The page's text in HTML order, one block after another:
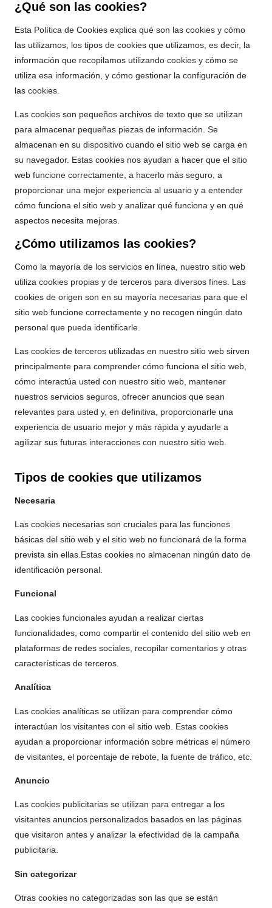
¿Qué son las cookies?
Esta Política de Cookies explica qué son las cookies y cómo
las utilizamos, los tipos de cookies que utilizamos, es decir, la
información que recopilamos utilizando cookies y cómo se
utiliza esa información, y cómo gestionar la configuración de
las cookies.
Las cookies son pequeños archivos de texto que se utilizan
para almacenar pequeñas piezas de información. Se
almacenan en su dispositivo cuando el sitio web se carga en
su navegador. Estas cookies nos ayudan a hacer que el sitio
web funcione correctamente, a hacerlo más seguro, a
proporcionar una mejor experiencia al usuario y a entender
cómo funciona el sitio web y analizar qué funciona y en qué
aspectos necesita mejoras.
¿Cómo utilizamos las cookies?
Como la mayoría de los servicios en línea, nuestro sitio web
utiliza cookies propias y de terceros para diversos fines. Las
cookies de origen son en su mayoría necesarias para que el
sitio web funcione correctamente y no recogen ningún dato
personal que pueda identificarle.
Las cookies de terceros utilizadas en nuestro sitio web sirven
principalmente para comprender cómo funciona el sitio web,
cómo interactúa usted con nuestro sitio web, mantener
nuestros servicios seguros, ofrecer anuncios que sean
relevantes para usted y, en definitiva, proporcionarle una
experiencia de usuario mejor y más rápida y ayudarle a
agilizar sus futuras interacciones con nuestro sitio web.
Tipos de cookies que utilizamos
Necesaria
Las cookies necesarias son cruciales para las funciones
básicas del sitio web y el sitio web no funcionará de la forma
prevista sin ellas.Estas cookies no almacenan ningún dato de
identificación personal.
Funcional
Las cookies funcionales ayudan a realizar ciertas
funcionalidades, como compartir el contenido del sitio web en
plataformas de redes sociales, recopilar comentarios y otras
características de terceros.
Analítica
Las cookies analíticas se utilizan para comprender cómo
interactúan los visitantes con el sitio web. Estas cookies
ayudan a proporcionar información sobre métricas el número
de visitantes, el porcentaje de rebote, la fuente de tráfico, etc.
Anuncio
Las cookies publicitarias se utilizan para entregar a los
visitantes anuncios personalizados basados en las páginas
que visitaron antes y analizar la efectividad de la campaña
publicitaria.
Sin categorizar
Otras cookies no categorizadas son las que se están